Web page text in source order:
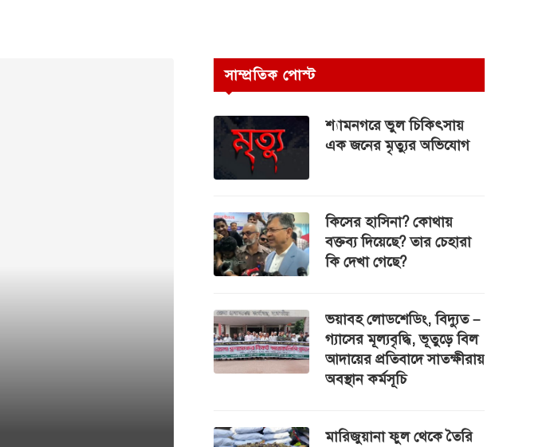
সাম্প্রতিক পোস্ট
শ্যামনগরে ভুল চিকিৎসায়
এক জনের মৃত্যুর অভিযোগ
কিসের হাসিনা? কোথায়
বক্তব্য দিয়েছে? তার চেহারা
কি দেখা গেছে?
ভয়াবহ লোডশেডিং, বিদ্যুত –
গ্যাসের মূল্যবৃদ্ধি, ভূতুড়ে বিল
আদায়ের প্রতিবাদে সাতক্ষীরায়
অবস্থান কর্মসূচি
মারিজুয়ানা ফুল থেকে তৈরি